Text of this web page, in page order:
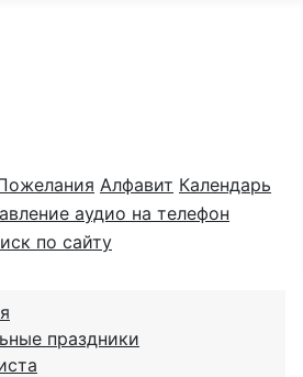
Алфавит Календарь
праздники